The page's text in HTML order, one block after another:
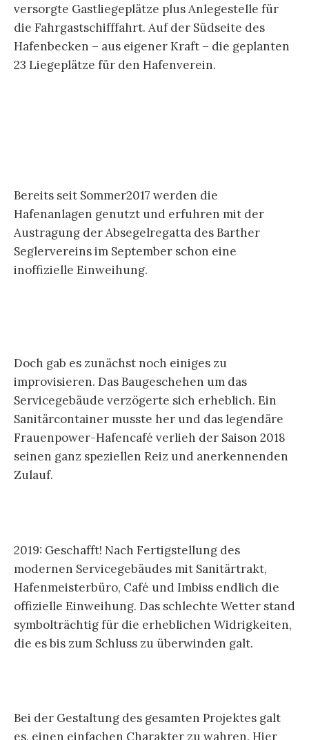
versorgte Gastliegeplätze plus Anlegestelle für
die Fahrgastschifffahrt. Auf der Südseite des
Hafenbecken – aus eigener Kraft – die geplanten
23 Liegeplätze für den Hafenverein.
Bereits seit Sommer2017 werden die
Hafenanlagen genutzt und erfuhren mit der
Austragung der Absegelregatta des Barther
Seglervereins im September schon eine
inoffizielle Einweihung.
Doch gab es zunächst noch einiges zu
improvisieren. Das Baugeschehen um das
Servicegebäude verzögerte sich erheblich. Ein
Sanitärcontainer musste her und das legendäre
Frauenpower-Hafencafé verlieh der Saison 2018
seinen ganz speziellen Reiz und anerkennenden
Zulauf.
2019: Geschafft! Nach Fertigstellung des
modernen Servicegebäudes mit Sanitärtrakt,
Hafenmeisterbüro, Café und Imbiss endlich die
offizielle Einweihung. Das schlechte Wetter stand
symbolträchtig für die erheblichen Widrigkeiten,
die es bis zum Schluss zu überwinden galt.
Bei der Gestaltung des gesamten Projektes galt
es, einen einfachen Charakter zu wahren. Hier